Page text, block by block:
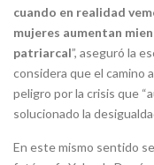
cuando en realidad
mujeres aumentan
patriarcal”, aseguró la
considera que el camino
peligro por la crisis que
solucionado la
En este mismo sentido